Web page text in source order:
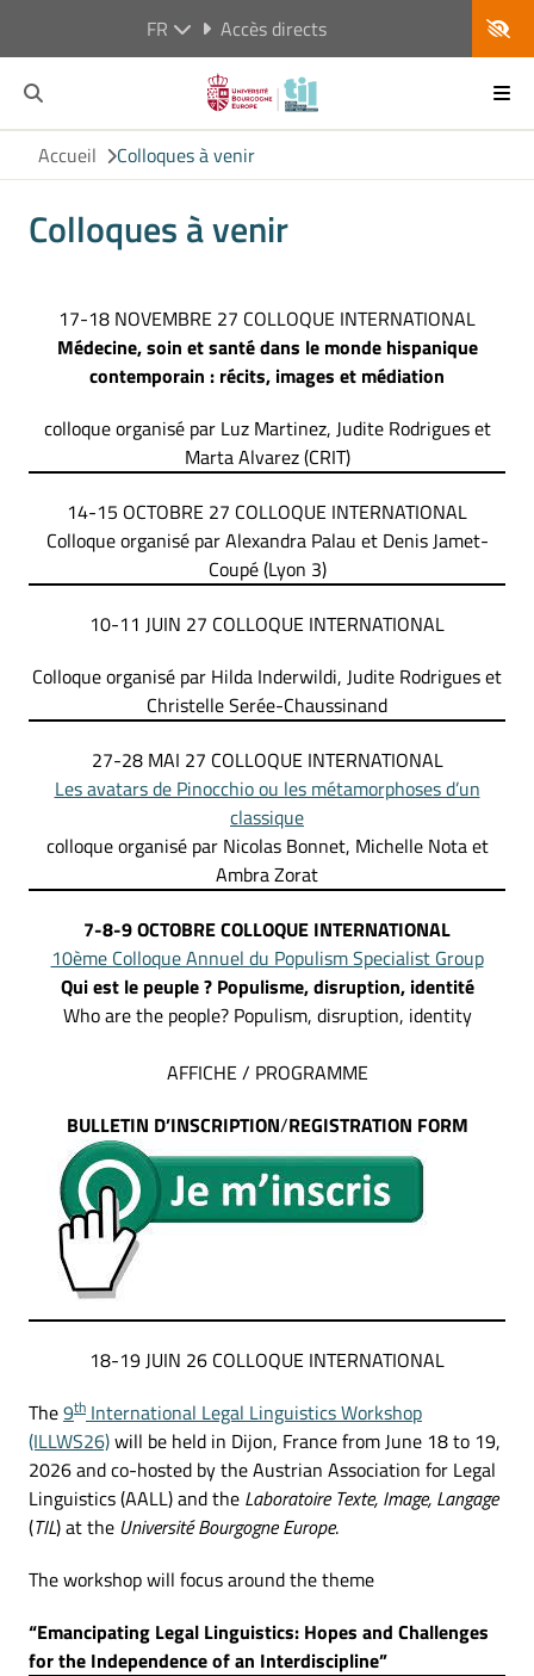
FR Accès directs
Accueil Colloques à venir
Colloques à venir
17-18 NOVEMBRE 27 COLLOQUE INTERNATIONAL
Médecine, soin et santé dans le monde hispanique
contemporain : récits, images et médiation
colloque organisé par Luz Martinez, Judite Rodrigues et
Marta Alvarez (CRIT)
14-15 OCTOBRE 27 COLLOQUE INTERNATIONAL
Colloque organisé par Alexandra Palau et Denis Jamet-
Coupé (Lyon 3)
10-11 JUIN 27 COLLOQUE INTERNATIONAL
Colloque organisé par Hilda Inderwildi, Judite Rodrigues et
Christelle Serée-Chaussinand
27-28 MAI 27 COLLOQUE INTERNATIONAL
Les avatars de Pinocchio ou les métamorphoses d’un
classique
colloque organisé par Nicolas Bonnet, Michelle Nota et
Ambra Zorat
7-8-9 OCTOBRECOLLOQUE INTERNATIONAL
10ème Colloque Annuel du Populism Specialist Group
Qui est le peuple ? Populisme,disruption, identité
Who are the people? Populism, disruption, identity
AFFICHE / PROGRAMME
BULLETIN D’INSCRIPTION/REGISTRATION FORM
18-19 JUIN 26 COLLOQUE INTERNATIONAL
The9th International Legal Linguistics Workshop
(ILLWS26)will be held in Dijon, France from June 18 to 19,
2026 and co-hosted by the Austrian Association for Legal
Linguistics (AALL) and the Laboratoire Texte, Image, Langage
(TIL) at the Université Bourgogne Europe.
The workshop will focus around the theme
“Emancipating Legal Linguistics: Hopes and Challenges
for the Independence of an Interdiscipline”